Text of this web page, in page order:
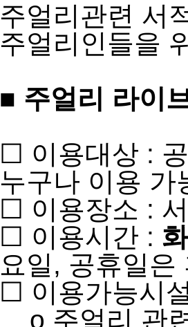
주얼리관련 서
주얼리인들을
■ 주얼리 라이
​☐ 이용대상 :
누구나 이용 가
☐ 이용장소 :
☐ 이용시간 :
요일, 공휴일은
☐ 이용가능시
o ​주얼리 관